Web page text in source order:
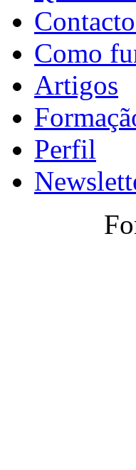
Como
Artigos
Perfil